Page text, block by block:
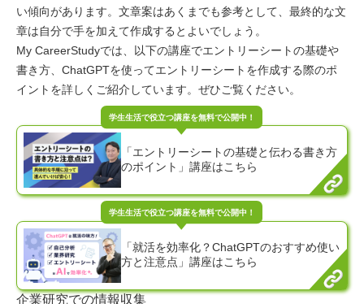
い傾向があります。文章案はあくまでも参考として、最終的な文
章は自分で手を加えて作成するとよいでしょう。
My CareerStudyでは、以下の講座でエントリーシートの基礎や
書き方、ChatGPTを使ってエントリーシートを作成する際のポ
イントを詳しくご紹介しています。ぜひご覧ください。
「エントリーシートの基礎と伝わる書き方
のポイント」講座はこちら
「就活を効率化？ChatGPTのおすすめ使い
方と注意点」講座はこちら
企業研究での情報収集